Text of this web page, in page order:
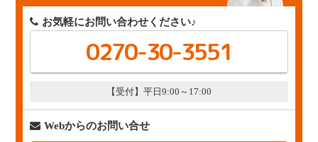
お気軽にお問い合わせください♪
0270-30-3551
【受付】平日9:00～17:00
Webからのお問い合せ